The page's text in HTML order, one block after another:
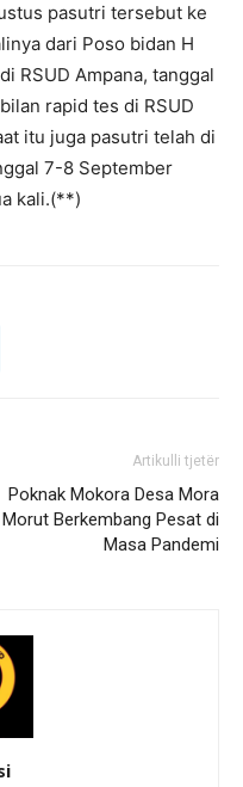
pasutri tersebut ke
dari Poso bidan H
RSUD Ampana, tanggal
rapid tes di RSUD
itu juga pasutri telah di
7-8 September
kali.(**)
Artikulli tjetër
Poknak Mokora Desa Mora
Morut Berkembang Pesat di
Masa Pandemi